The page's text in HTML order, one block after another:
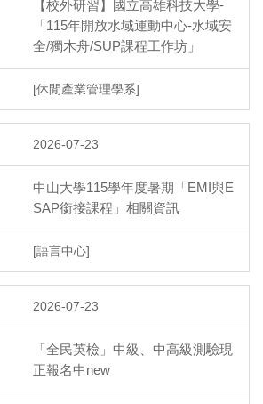
【校外研習】國立高雄科技大學-
「115年開放水域運動中心-水域安
全/獨木舟/SUP課程工作坊」
[休閒產業管理學系]
2026-07-23
中山大學115學年度暑期「EMI與E
SAP銜接課程」相關資訊
[語言中心]
2026-07-23
「全民英檢」中級、中高級測驗現
正報名中new